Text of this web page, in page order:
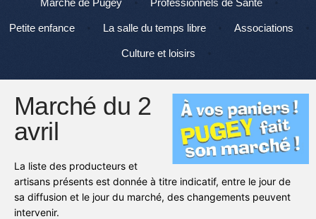
Marché de Pugey Professionnels de Santé
Petite enfance La salle du temps libre Associations
Culture et loisirs
Marché du 2
avril
La liste des producteurs et
artisans présents est donnée à titre indicatif, entre le jour de
sa diffusion et le jour du marché, des changements peuvent
intervenir.